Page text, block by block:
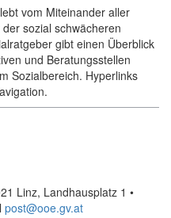
vom Miteinander aller
sozial schwächeren
gibt einen Überblick
und Beratungsstellen
Sozialbereich. Hyperlinks
Linz, Landhausplatz 1 •
post@ooe.gv.at